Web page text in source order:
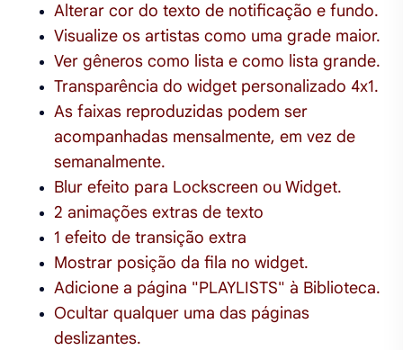
Alterar cor do texto de notificação e fundo.
Visualize os artistas como uma grade maior.
Ver gêneros como lista e como lista grande.
Transparência do widget personalizado 4x1.
As faixas reproduzidas podem ser
acompanhadas mensalmente, em vez de
semanalmente.
Blur efeito para Lockscreen ou Widget.
2 animações extras de texto
1 efeito de transição extra
Mostrar posição da fila no widget.
Adicione a página "PLAYLISTS" à Biblioteca.
Ocultar qualquer uma das páginas
deslizantes.